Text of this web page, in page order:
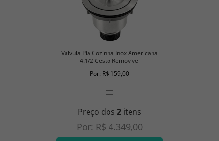
Valvula Pia Cozinha Inox Americana
4.1/2 Cesto Removivel
Por: R$ 159,00
=
Preço dos 2 itens
Por: R$ 4.349,00